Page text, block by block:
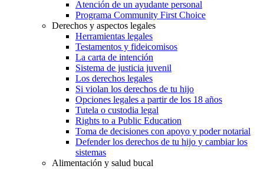
Atención de un ayudante personal
Programa Community First Choice
Derechos y aspectos legales
Herramientas legales
Testamentos y fideicomisos
La carta de intención
Sistema de justicia juvenil
Los derechos legales
Si violan los derechos de tu hijo
Opciones legales a partir de los 18 años
Tutela o custodia legal
Rights to a Public Education
Toma de decisiones con apoyo y poder notarial
Defender los derechos de tu hijo y cambiar los
sistemas
Alimentación y salud bucal